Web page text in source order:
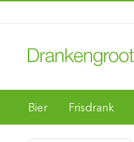
Bier Frisdrank